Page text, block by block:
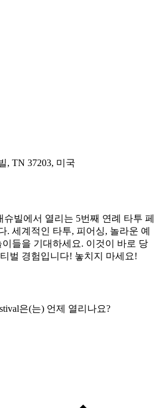
, TN 37203, 미국
빌에서 열리는 5번째 연례 타투 페
. 세계적인 타투, 피어싱, 놀라운 예
들을 기대하세요. 이것이 바로 당
벌 경험입니다! 놓치지 마세요!
은(는) 언제 열리나요?